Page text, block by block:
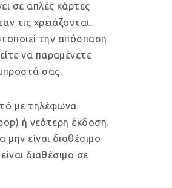
σε απλές κάρτες
τις χρειάζονται.
την απόσπαση
να παραμένετε
σας.
με τηλέφωνα
ή νεότερη έκδοση.
είναι διαθέσιμο
διαθέσιμο σε